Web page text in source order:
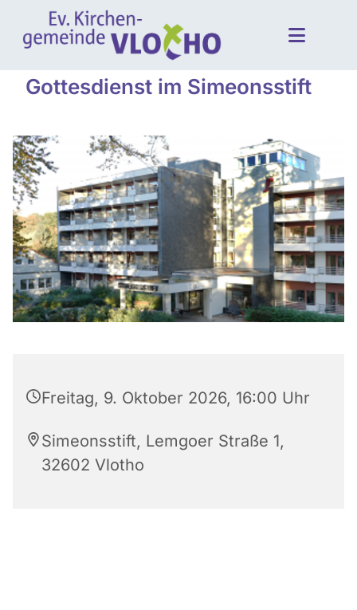
Gottesdienst im Simeonsstift
Freitag, 9. Oktober 2026, 16:00 Uhr
Simeonsstift, Lemgoer Straße 1,
32602 Vlotho